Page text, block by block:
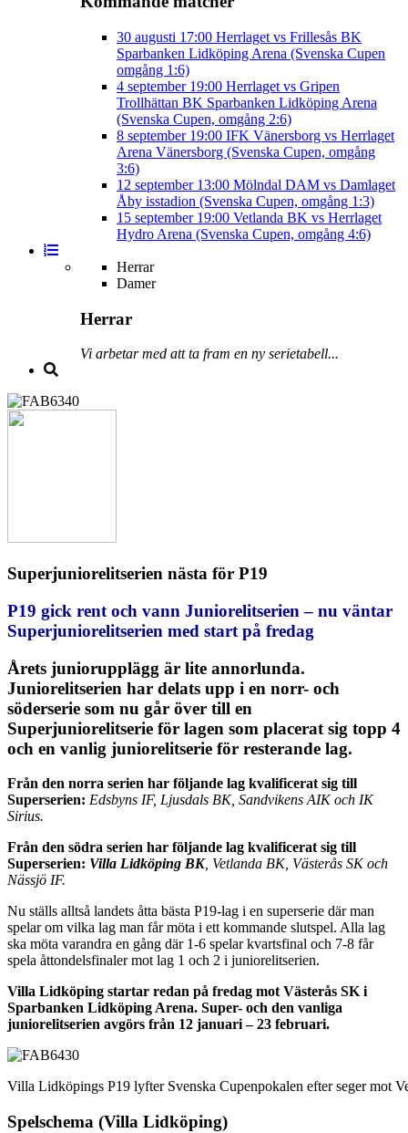
30 augusti 17:00 Herrlaget vs Frillesås BK
Sparbanken Lidköping Arena (Svenska Cupen
omgång 1:6)
4 september 19:00 Herrlaget vs Gripen
Trollhättan BK Sparbanken Lidköping Arena
(Svenska Cupen, omgång 2:6)
8 september 19:00 IFK Vänersborg vs Herrlaget
Arena Vänersborg (Svenska Cupen, omgång
3:6)
12 september 13:00 Mölndal DAM vs Damlaget
Åby isstadion (Svenska Cupen, omgång 1:3)
15 september 19:00 Vetlanda BK vs Herrlaget
Hydro Arena (Svenska Cupen, omgång 4:6)
Herrar
Damer
Herrar
Vi arbetar med att ta fram en ny serietabell...
Superjuniorelitserien nästa för P19
P19 gick rent och vann Juniorelitserien – nu väntar
Superjuniorelitserien med start på fredag
Årets juniorupplägg är lite annorlunda.
Juniorelitserien har delats upp i en norr- och
söderserie som nu går över till en
Superjuniorelitserie för lagen som placerat sig topp 4
och en vanlig juniorelitserie för resterande lag.
Från den norra serien har följande lag kvalificerat sig till
Superserien: Edsbyns IF, Ljusdals BK, Sandvikens AIK och IK
Sirius.
Från den södra serien har följande lag kvalificerat sig till
Superserien: Villa Lidköping BK, Vetlanda BK, Västerås SK och
Nässjö IF.
Nu ställs alltså landets åtta bästa P19-lag i en superserie där man
spelar om vilka lag man får möta i ett kommande slutspel. Alla lag
ska möta varandra en gång där 1-6 spelar kvartsfinal och 7-8 får
spela åttondelsfinaler mot lag 1 och 2 i juniorelitserien.
Villa Lidköping startar redan på fredag mot Västerås SK i
Sparbanken Lidköping Arena. Super- och den vanliga
juniorelitserien avgörs från 12 januari – 23 februari.
Villa Lidköpings P19 lyfter Svenska Cupenpokalen efter seger mot
Spelschema (Villa Lidköping)